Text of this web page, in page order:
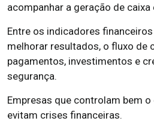
acompanhar a geração de caixa
Entre os indicadores
melhorar resultados, o fluxo de
pagamentos, investimentos e
segurança.
Empresas que controlam bem
evitam crises financeiras.